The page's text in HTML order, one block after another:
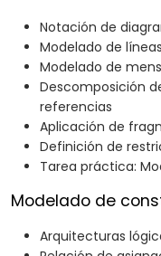
Notación de
Modelado de
Modelado de
Descomposición
referencias
Aplicación de
Definición de
Tarea práctica:
Modelado de
Arquitecturas